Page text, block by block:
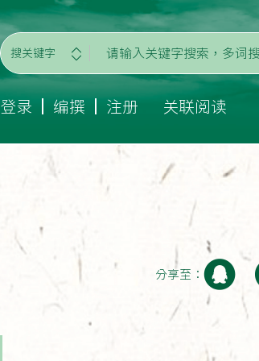
搜关键字
登录 编撰 注册 关联阅读
分享至：